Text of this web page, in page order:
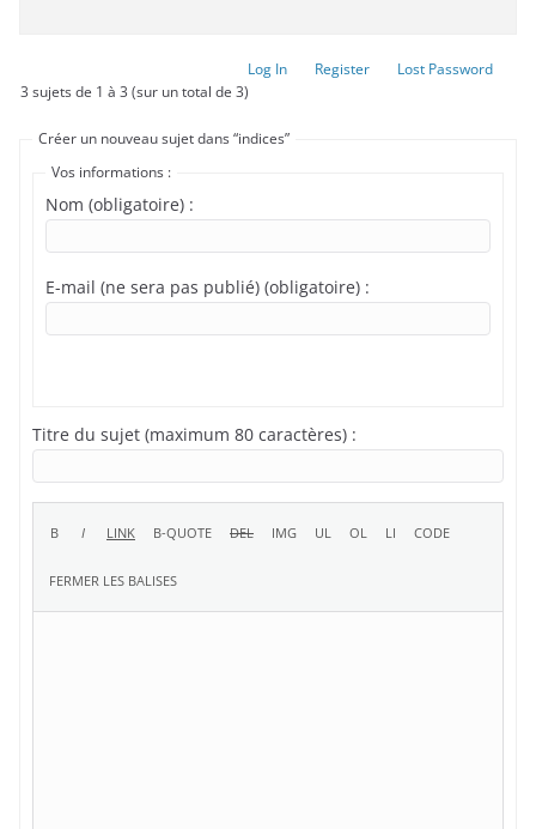
Log In Register
Lost Password
3 sujets de 1 à 3 (sur un total de 3)
Créer un nouveau sujet dans “indices”
Vos informations :
Nom (obligatoire) :
E-mail (ne sera pas publié) (obligatoire) :
Titre du sujet (maximum 80 caractères) :